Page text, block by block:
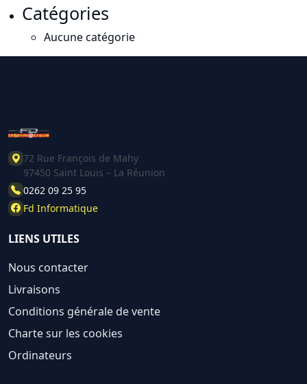
Catégories
Aucune catégorie
72 Rue François de Mahy
97450 Saint Louis – La Réunion
0262 09 25 95
Fd Informatique
LIENS UTILES
Nous contacter
Livraisons
Conditions générale de vente
Charte sur les cookies
Ordinateurs